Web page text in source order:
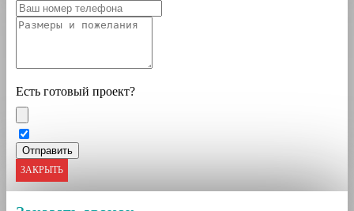
Есть готовый проект?
ЗАКРЫТЬ